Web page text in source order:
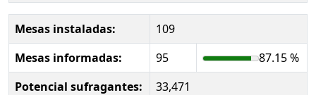
Mesas instaladas:
109
Mesas informadas:
95
87.15 %
Potencial sufragantes:
33,471